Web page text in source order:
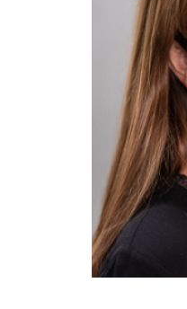
Chöre
Kinderchor 1
Kinderchor 2